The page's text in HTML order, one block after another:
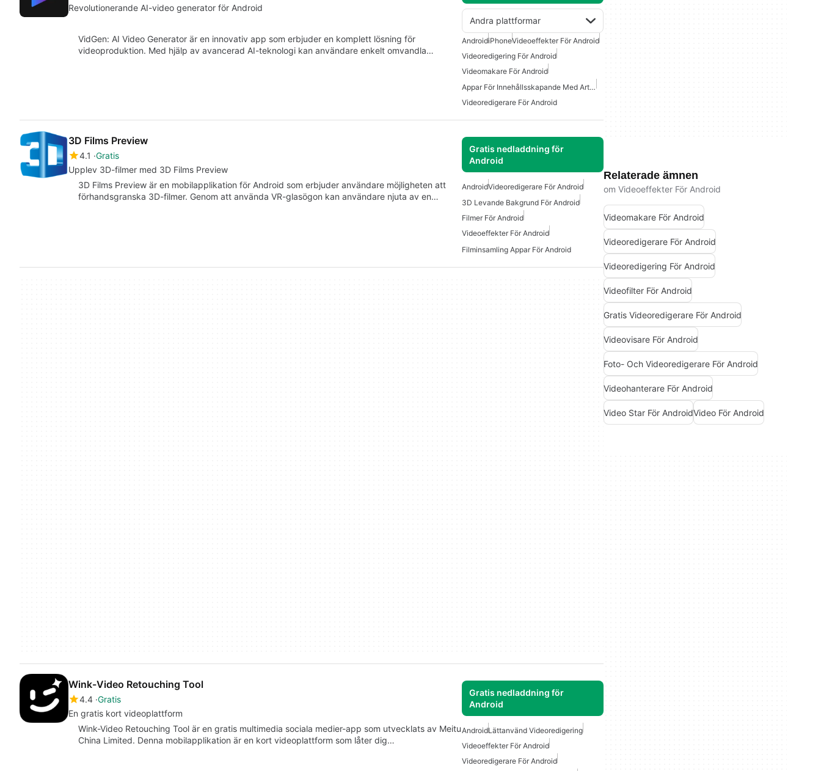
Revolutionerande AI-video generator för Android
Andra plattformar
VidGen: AI Video Generator är en innovativ app som erbjuder en komplett lösning för
videoproduktion. Med hjälp av avancerad AI-teknologi kan användare enkelt omvandla…
AndroidiPhoneVideoeffekter För Android
Videoredigering För Android
Videomakare För Android
Appar För Innehållsskapande Med Artificiell Intelligens
Videoredigerare För Android
3D Films Preview
4.1 Gratis
Upplev 3D-filmer med 3D Films Preview
Gratis nedladdning för
Android
3D Films Preview är en mobilapplikation för Android som erbjuder användare möjligheten att
förhandsgranska 3D-filmer. Genom att använda VR-glasögon kan användare njuta av en…
AndroidVideoredigerare För Android
3D Levande Bakgrund För Android
Filmer För Android
Videoeffekter För Android
Filminsamling Appar För Android
Wink-Video Retouching Tool
4.4 Gratis
En gratis kort videoplattform
Gratis nedladdning för
Android
Wink-Video Retouching Tool är en gratis multimedia sociala medier-app som utvecklats av Meitu
China Limited. Denna mobilapplikation är en kort videoplattform som låter dig…
AndroidLättanvänd Videoredigering
Videoeffekter För Android
Videoredigerare För Android
Relaterade ämnen
om Videoeffekter För Android
Videomakare För Android
Videoredigerare För Android
Videoredigering För Android
Videofilter För Android
Gratis Videoredigerare För Android
Videovisare För Android
Foto- Och Videoredigerare För Android
Videohanterare För Android
Video Star För AndroidVideo För Android